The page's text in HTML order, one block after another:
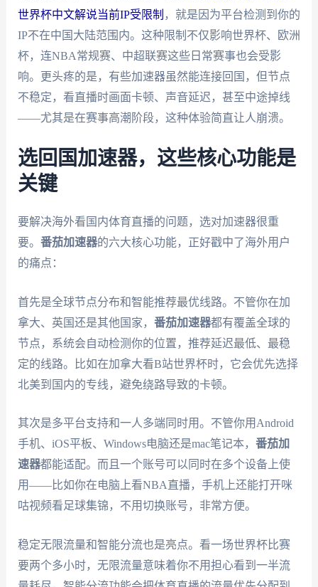
世界杯中文解说当前IP受限制 ，就是因为平台检测到你的
IP不在中国大陆范围内。这种限制不仅影响世界杯、欧洲
杯，连NBA常规赛、中超联赛这些日常赛事也会受影
响。更头疼的是，有些加速器虽然能连接回国，但节点
不稳定，看直播时画面卡顿、声音延迟，甚至中途掉线
——尤其是在赛事高潮阶段，这种体验简直让人崩溃。
选回国加速器，这些核心功能是
关键
要解决海外看国内体育直播的问题，选对加速器很重
要。 番茄加速器的六大核心功能，正好戳中了海外用户
的痛点：
首先是全球节点分布和智能推荐最优线路。不管你在加
拿大、英国还是其他国家， 番茄加速器都有覆盖全球的
节点，系统会自动检测你的位置，推荐延迟最低、最稳
定的线路。比如在加拿大看B站世界杯时，它会优先选择
北美到国内的专线，避免绕路导致的卡顿。
其次是多平台支持和一人多端同时用。不管你用Android
手机、iOS平板、Windows电脑还是mac笔记本， 番茄加
速器都能适配。而且一个账号可以同时在多个设备上使
用——比如你在电脑上看NBA直播，手机上还能打开咪
咕视频看足球集锦，不用切换账号，非常方便。
稳定无限流量和智能分流也是亮点。看一场世界杯比赛
要两个多小时，无限流量意味着你不用担心看到一半流